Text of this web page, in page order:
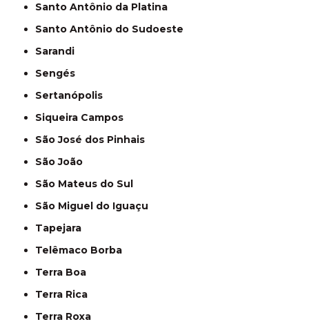
Santo Antônio da Platina
Santo Antônio do Sudoeste
Sarandi
Sengés
Sertanópolis
Siqueira Campos
São José dos Pinhais
São João
São Mateus do Sul
São Miguel do Iguaçu
Tapejara
Telêmaco Borba
Terra Boa
Terra Rica
Terra Roxa